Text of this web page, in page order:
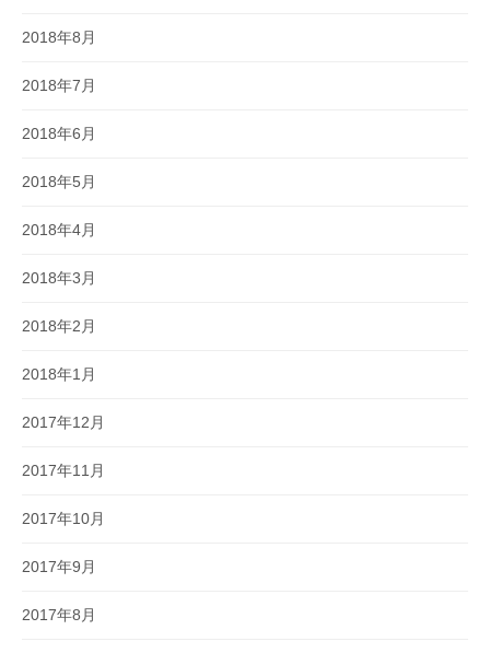
2018年8月
2018年7月
2018年6月
2018年5月
2018年4月
2018年3月
2018年2月
2018年1月
2017年12月
2017年11月
2017年10月
2017年9月
2017年8月